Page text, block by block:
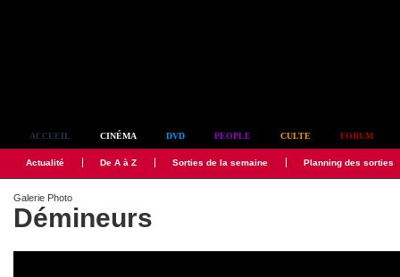
ACCUEIL CINÉMA DVD PEOPLE CULTE FORUM
Actualité De A à Z Sorties de la semaine Planning des sorties
Galerie Photo
Démineurs